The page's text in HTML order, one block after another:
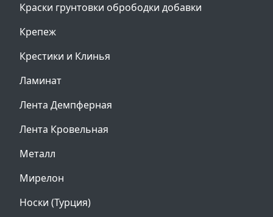
Краски грунтовки обрободки добавки
Крепеж
Крестики и Клинья
Ламинат
Лента Демпферная
Лента Кровельная
Металл
Мирелон
Носки (Турция)